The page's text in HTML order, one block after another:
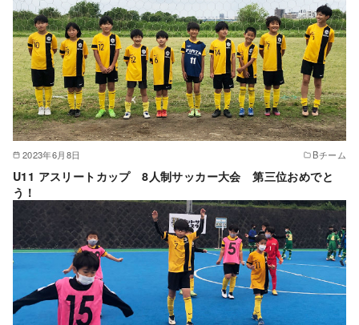
2023年6月8日 Bチーム
U11 アスリートカップ 8人制サッカー大会 第三位おめでと
う！